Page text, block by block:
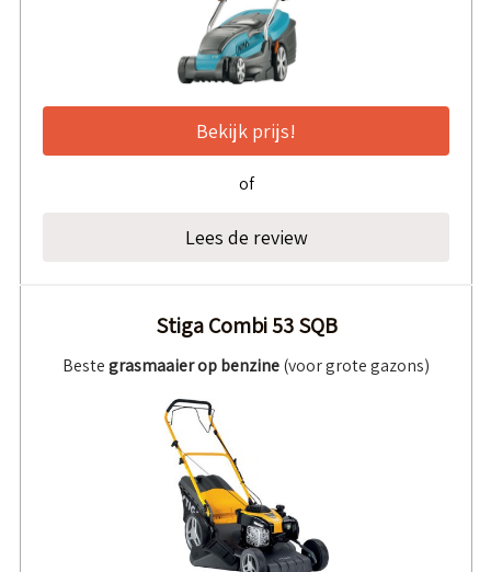
Bekijk prijs!
of
Lees de review
Stiga Combi 53 SQB
Bestegrasmaaier op benzine(voor grote gazons)